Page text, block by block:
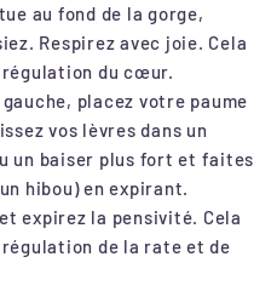
au fond de la gorge,
Respirez avec joie. Cela
du cœur.
placez votre paume
vos lèvres dans un
un baiser plus fort et faites
un hibou) en expirant.
expirez la pensivité. Cela
de la rate et de